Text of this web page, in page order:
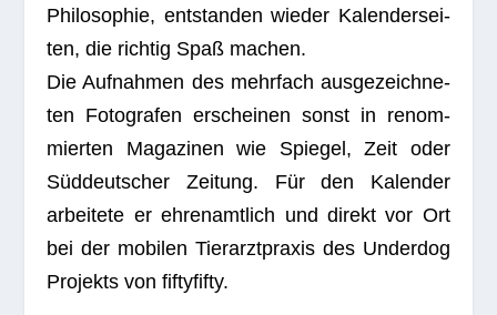
Phi­lo­so­phie, ent­stan­den wie­der Kalen­der­sei­
ten, die rich­tig Spaß machen.
Die Auf­nah­men des mehr­fach aus­ge­zeich­ne­
ten Foto­gra­fen erschei­nen sonst in renom­
mier­ten Maga­zi­nen wie Spie­gel, Zeit oder
Süd­deut­scher Zei­tung. Für den Kalen­der
arbei­tete er ehren­amt­lich und direkt vor Ort
bei der mobi­len Tier­arzt­pra­xis des Under­dog
Pro­jekts von fiftyfifty.